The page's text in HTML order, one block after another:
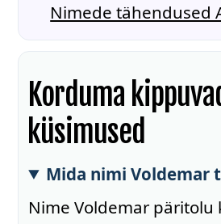
Nimede tähendused
Korduma
küsimused
Mida nimi Voldemar
Nime Voldemar päritolu